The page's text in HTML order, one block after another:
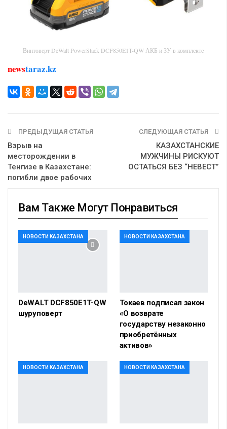
Винтоверт DeWalt PowerStack DCF850E1T-QW АКБ и ЗУ в комплекте
newstaraz.kz
ПРЕДЫДУЩАЯ СТАТЬЯ
Взрыв на
месторождении в
Тенгизе в Казахстане:
погибли двое рабочих
СЛЕДУЮЩАЯ СТАТЬЯ
КАЗАХСТАНСКИЕ
МУЖЧИНЫ РИСКУЮТ
ОСТАТЬСЯ БЕЗ “НЕВЕСТ”
Вам Также Могут Понравиться
НОВОСТИ КАЗАХСТАНА
DeWALT DCF850E1T-QW
шуруповерт
НОВОСТИ КАЗАХСТАНА
Токаев подписал закон
«О возврате
государству незаконно
приобретённых
активов»
НОВОСТИ КАЗАХСТАНА НОВОСТИ КАЗАХСТАНА